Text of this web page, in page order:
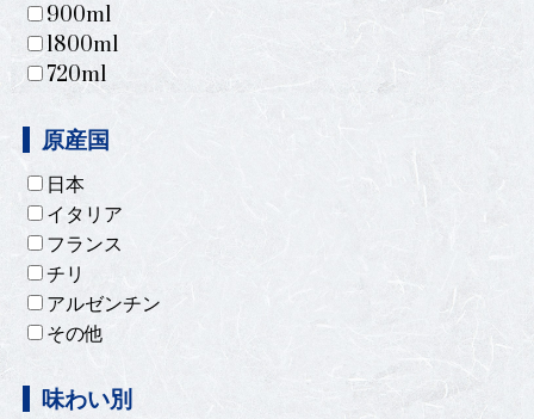
900ml
1800ml
720ml
原産国
日本
イタリア
フランス
チリ
アルゼンチン
その他
味わい別